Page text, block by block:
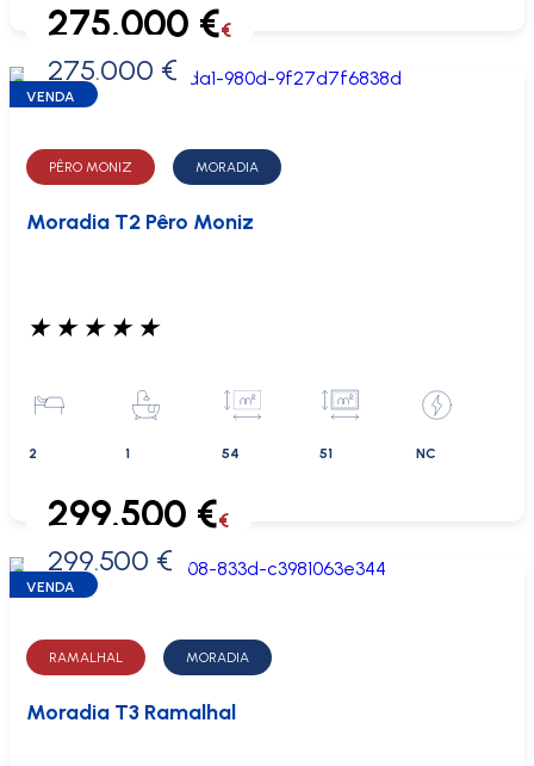
0 €
275.000 €€
275.000 €
VENDA
PÊRO MONIZ MORADIA
Moradia T2 Pêro Moniz
★ ★ ★ ★ ★
2 1 54 51 NC
0 €
299.500 €€
299.500 €
VENDA
RAMALHAL MORADIA
Moradia T3 Ramalhal